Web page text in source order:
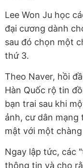
Lee Won Ju học
đại cương dành
sau đó chọn một
thứ 3.
Theo Naver, hồi
Hàn Quốc rộ tin
bạn trai sau khi
ảnh, cư dân mạng
mật với một
Ngay lập tức, các
thông tin và cho